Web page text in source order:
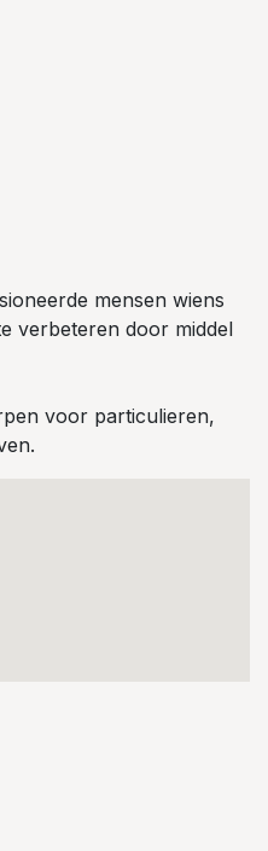
mensen wiens
verbeteren door middel
voor particulieren,